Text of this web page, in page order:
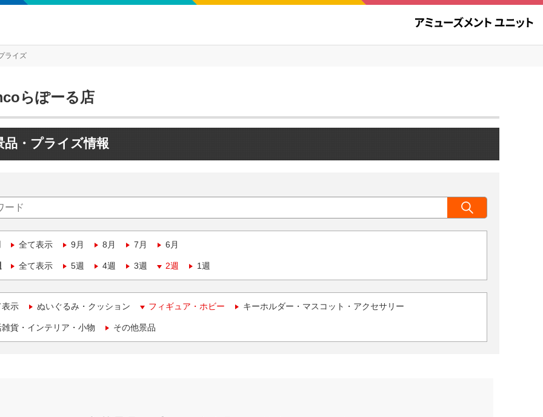
ライズ
らぽーる店
品・プライズ情報
全て表示 9月 8月 7月 6月
全て表示 5週 4週 3週 2週 1週
表示 ぬいぐるみ・クッション フィギュア・ホビー キーホルダー・マスコット・アクセサリー
貨・インテリア・小物 その他景品